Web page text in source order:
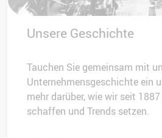
Unsere Geschichte
Tauchen Sie gemeinsam mit
Unternehmensgeschichte ein
mehr darüber, wie wir seit
schaffen und Trends setzen.